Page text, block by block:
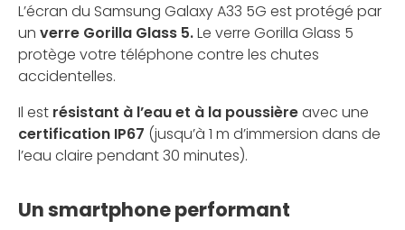
L’écran du Samsung Galaxy A33 5G est protégé par
un verre Gorilla Glass 5.Le verre Gorilla Glass 5
protège votre téléphone contre les chutes
accidentelles.
Il est résistant à l’eau et à la poussièreavec une
certification IP67 (jusqu’à 1 m d’immersion dans de
l’eau claire pendant 30 minutes).
Un smartphone performant